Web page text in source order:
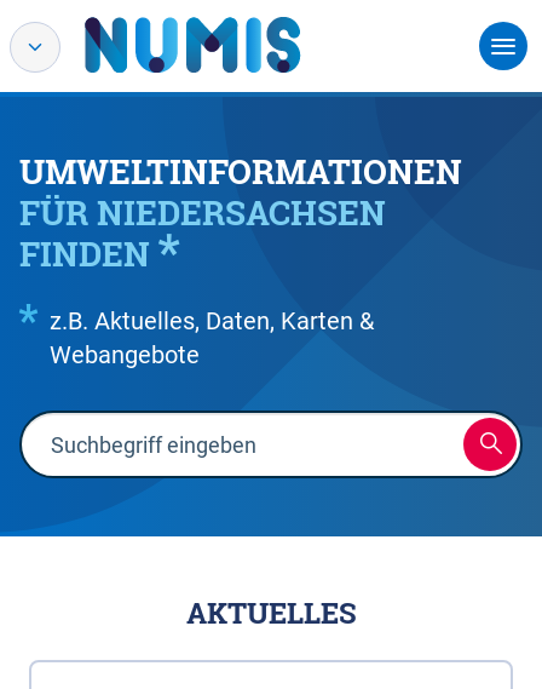
UMWELTINFORMATIONEN
FÜR NIEDERSACHSEN
FINDEN
z.B. Aktuelles, Daten, Karten &
Webangebote
AKTUELLES